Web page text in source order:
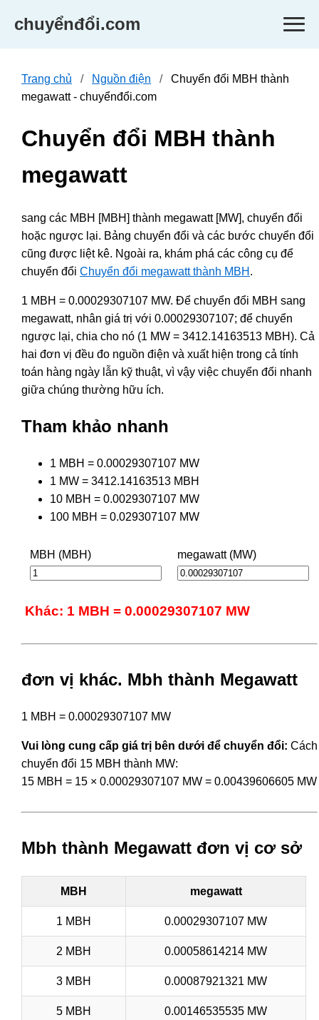
chuyểnđổi.com
Trang chủ Nguồn điện
Chuyển đổi MBH thành
megawatt - chuyểnđổi.com
Chuyển đổi MBH thành
megawatt
sang các MBH [MBH] thành megawatt [MW], chuyển đổi
hoặc ngược lại. Bảng chuyển đổi và các bước chuyển đổi
cũng được liệt kê. Ngoài ra, khám phá các công cụ để
chuyển đổi Chuyển đổi megawatt thành MBH .
1 MBH = 0.00029307107 MW. Để chuyển đổi MBH sang
megawatt, nhân giá trị với 0.00029307107; để chuyển
ngược lại, chia cho nó (1 MW = 3412.14163513 MBH). Cả
hai đơn vị đều đo nguồn điện và xuất hiện trong cả tính
toán hàng ngày lẫn kỹ thuật, vì vậy việc chuyển đổi nhanh
giữa chúng thường hữu ích.
Tham khảo nhanh
1 MBH = 0.00029307107 MW
1 MW = 3412.14163513 MBH
10 MBH = 0.0029307107 MW
100 MBH = 0.029307107 MW
MBH (MBH) megawatt (MW)
Khác: 1 MBH = 0.00029307107 MW
đơn vị khác. Mbh thành Megawatt
1 MBH = 0.00029307107 MW
Vui lòng cung cấp giá trị bên dưới để chuyển đổi: Cách
chuyển đổi 15 MBH thành MW:
15 MBH = 15 × 0.00029307107 MW = 0.00439606605 MW
Mbh thành Megawatt đơn vị cơ sở
MBH megawatt
1 MBH 0.00029307107 MW
2 MBH 0.00058614214 MW
3 MBH 0.00087921321 MW
5 MBH 0.00146535535 MW